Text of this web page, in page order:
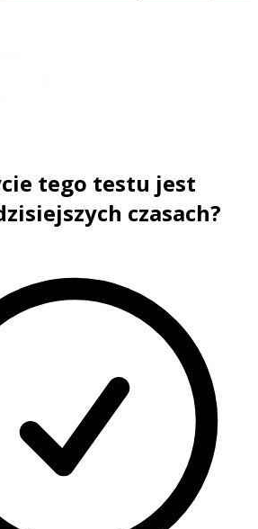
tego testu jest
czasach?